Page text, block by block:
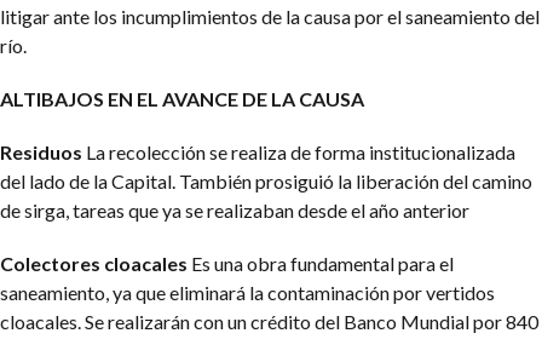
litigar ante los incumplimientos de la causa por el saneamiento del
río.
ALTIBAJOS EN EL AVANCE DE LA CAUSA
Residuos La recolección se realiza de forma institucionalizada
del lado de la Capital. También prosiguió la liberación del camino
de sirga, tareas que ya se realizaban desde el año anterior
Colectores cloacales Es una obra fundamental para el
saneamiento, ya que eliminará la contaminación por vertidos
cloacales. Se realizarán con un crédito del Banco Mundial por 840